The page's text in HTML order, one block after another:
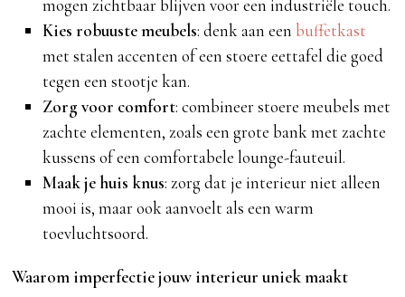
mogen zichtbaar blijven voor een industriële touch.
Kies robuuste meubels: denk aan een buffetkast
met stalen accenten of een stoere eettafel die goed
tegen een stootje kan.
Zorg voor comfort: combineer stoere meubels met
zachte elementen, zoals een grote bank met zachte
kussens of een comfortabele lounge-fauteuil.
Maak je huis knus: zorg dat je interieur niet alleen
mooi is, maar ook aanvoelt als een warm
toevluchtsoord.
Waarom imperfectie jouw interieur uniek maakt